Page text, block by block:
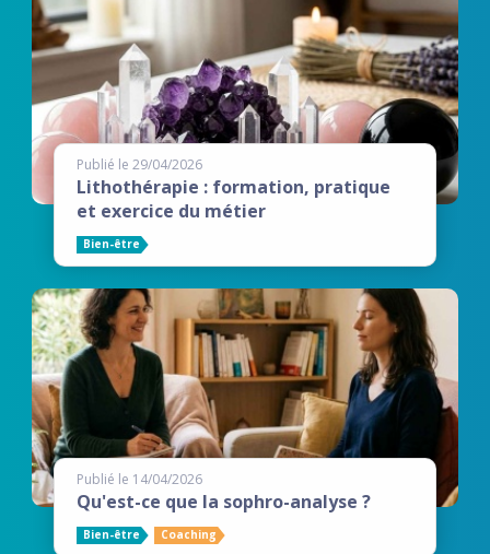
Publié le 29/04/2026
Lithothérapie : formation, pratique
et exercice du métier
Bien-être
Publié le 14/04/2026
Qu'est-ce que la sophro-analyse ?
Bien-être Coaching